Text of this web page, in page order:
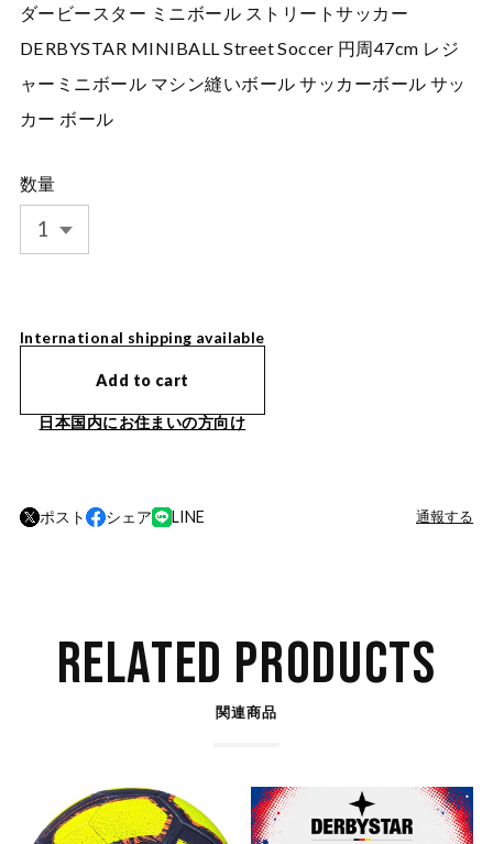
ダービースター ミニボール ストリートサッカー
DERBYSTAR MINIBALL Street Soccer 円周47cm レジ
ャーミニボール マシン縫いボール サッカーボール サッ
カー ボール
数量
International shipping available
Add to cart
日本国内にお住まいの方向け
ポスト シェア LINE 通報する
RELATED PRODUCTS
関連商品